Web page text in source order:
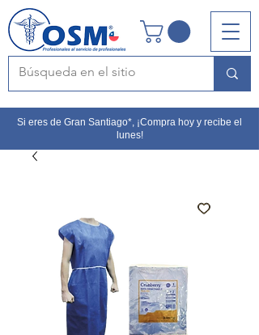
Si eres de Gran Santiago*, ¡Compra hoy y recibe el
lunes!